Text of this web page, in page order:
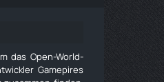
das Open-World-
Gamepires